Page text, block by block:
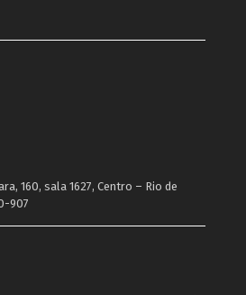
160, sala 1627, Centro – Rio de
907